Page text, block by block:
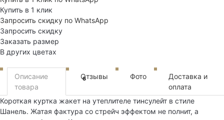
Купить в 1 клик
Запросить скидку по WhatsApp
Запросить скидку
Заказать размер
В других цветах
Описание
товара
Отзывы
6 Фото
Доставка и
оплата
Короткая куртка жакет на утеплителе тинсулейт в стиле
Шанель. Жатая фактура со стрейч эффектом не полнит, а